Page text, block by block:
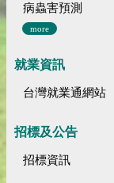
病蟲害預測
more
就業資訊
台灣就業通網站
招標及公告
招標資訊